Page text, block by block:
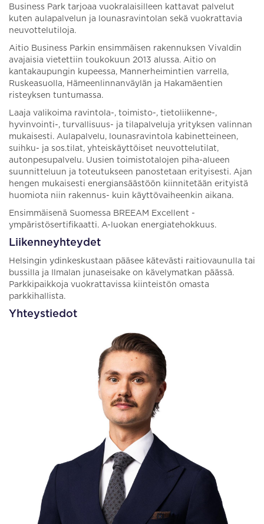
Business Park tarjoaa vuokralaisilleen kattavat palvelut
kuten aulapalvelun ja lounasravintolan sekä vuokrattavia
neuvottelutiloja.
Aitio Business Parkin ensimmäisen rakennuksen Vivaldin
avajaisia vietettiin toukokuun 2013 alussa. Aitio on
kantakaupungin kupeessa, Mannerheimintien varrella,
Ruskeasuolla, Hämeenlinnanväylän ja Hakamäentien
risteyksen tuntumassa.
Laaja valikoima ravintola-, toimisto-, tietoliikenne-,
hyvinvointi-, turvallisuus- ja tilapalveluja yrityksen valinnan
mukaisesti. Aulapalvelu, lounasravintola kabinetteineen,
suihku- ja sos.tilat, yhteiskäyttöiset neuvottelutilat,
autonpesupalvelu. Uusien toimistotalojen piha-alueen
suunnitteluun ja toteutukseen panostetaan erityisesti. Ajan
hengen mukaisesti energiansäästöön kiinnitetään erityistä
huomiota niin rakennus- kuin käyttövaiheenkin aikana.
Ensimmäisenä Suomessa BREEAM Excellent -
ympäristösertifikaatti. A-luokan energiatehokkuus.
Liikenneyhteydet
Helsingin ydinkeskustaan pääsee kätevästi raitiovaunulla tai
bussilla ja Ilmalan junaseisake on kävelymatkan päässä.
Parkkipaikkoja vuokrattavissa kiinteistön omasta
parkkihallista.
Yhteystiedot